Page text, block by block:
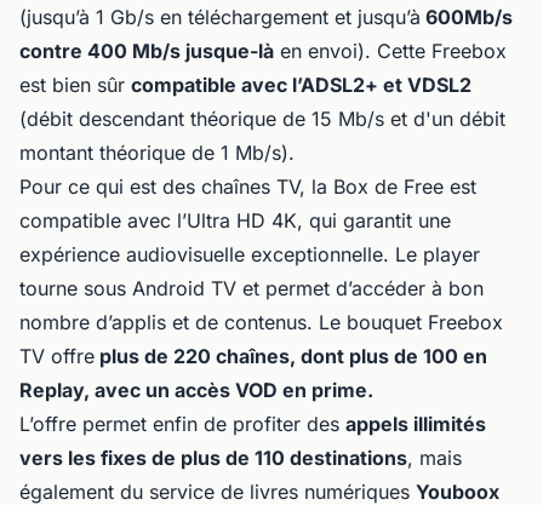
(jusqu’à 1 Gb/s en téléchargement et jusqu’à 600Mb/s
contre 400 Mb/s jusque-là en envoi). Cette Freebox
est bien sûr compatible avec l’ADSL2+ et VDSL2
(débit descendant théorique de 15 Mb/s et d'un débit
montant théorique de 1 Mb/s).
Pour ce qui est des chaînes TV, la Box de Free est
compatible avec l’Ultra HD 4K, qui garantit une
expérience audiovisuelle exceptionnelle. Le player
tourne sous Android TV et permet d’accéder à bon
nombre d’applis et de contenus. Le bouquet Freebox
TV offre plus de 220 chaînes, dont plus de 100 en
Replay, avec un accès VOD en prime.
L’offre permet enfin de profiter des appels illimités
vers les fixes de plus de 110 destinations, mais
également du service de livres numériques Youboox